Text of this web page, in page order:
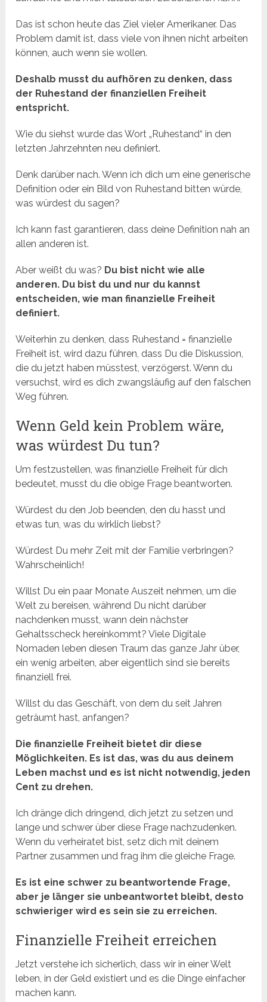
Das ist schon heute das Ziel vieler Amerikaner. Das
Problem damit ist, dass viele von ihnen nicht arbeiten
können, auch wenn sie wollen.
Deshalb musst du aufhören zu denken, dass
der Ruhestand der finanziellen Freiheit
entspricht.
Wie du siehst wurde das Wort „Ruhestand“ in den
letzten Jahrzehnten neu definiert.
Denk darüber nach. Wenn ich dich um eine generische
Definition oder ein Bild von Ruhestand bitten würde,
was würdest du sagen?
Ich kann fast garantieren, dass deine Definition nah an
allen anderen ist.
Aber weißt du was? Du bist nicht wie alle
anderen. Du bist du und nur du kannst
entscheiden, wie man finanzielle Freiheit
definiert.
Weiterhin zu denken, dass Ruhestand = finanzielle
Freiheit ist, wird dazu führen, dass Du die Diskussion,
die du jetzt haben müsstest, verzögerst. Wenn du
versuchst, wird es dich zwangsläufig auf den falschen
Weg führen.
Wenn Geld kein Problem wäre,
was würdest Du tun?
Um festzustellen, was finanzielle Freiheit für dich
bedeutet, musst du die obige Frage beantworten.
Würdest du den Job beenden, den du hasst und
etwas tun, was du wirklich liebst?
Würdest Du mehr Zeit mit der Familie verbringen?
Wahrscheinlich!
Willst Du ein paar Monate Auszeit nehmen, um die
Welt zu bereisen, während Du nicht darüber
nachdenken musst, wann dein nächster
Gehaltsscheck hereinkommt? Viele Digitale
Nomaden leben diesen Traum das ganze Jahr über,
ein wenig arbeiten, aber eigentlich sind sie bereits
finanziell frei.
Willst du das Geschäft, von dem du seit Jahren
geträumt hast, anfangen?
Die finanzielle Freiheit bietet dir diese
Möglichkeiten. Es ist das, was du aus deinem
Leben machst und es ist nicht notwendig, jeden
Cent zu drehen.
Ich dränge dich dringend, dich jetzt zu setzen und
lange und schwer über diese Frage nachzudenken.
Wenn du verheiratet bist, setz dich mit deinem
Partner zusammen und frag ihm die gleiche Frage.
Es ist eine schwer zu beantwortende Frage,
aber je länger sie unbeantwortet bleibt, desto
schwieriger wird es sein sie zu erreichen.
Finanzielle Freiheit erreichen
Jetzt verstehe ich sicherlich, dass wir in einer Welt
leben, in der Geld existiert und es die Dinge einfacher
machen kann.